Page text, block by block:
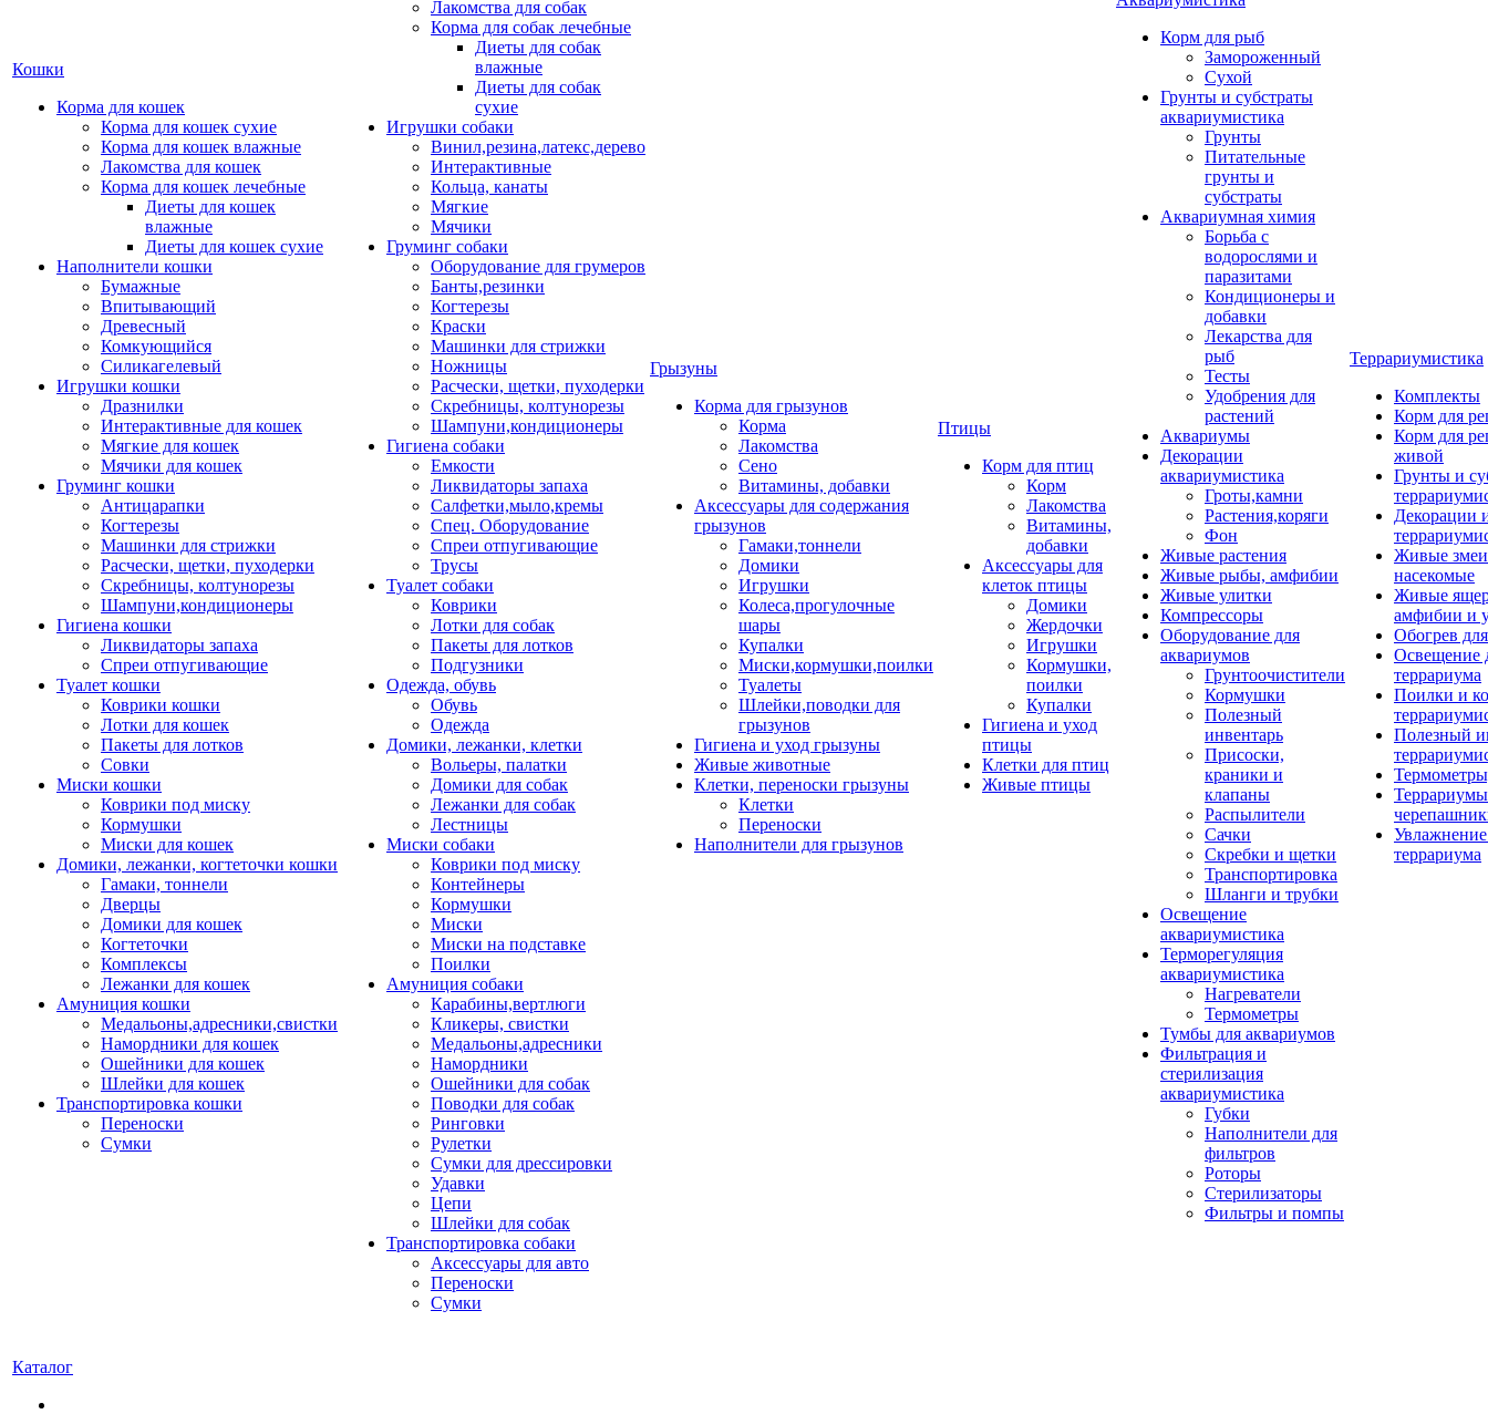
Кошки
Корма для кошек
Корма для кошек сухие
Корма для кошек влажные
Лакомства для кошек
Корма для кошек лечебные
Диеты для кошек
влажные
Диеты для кошек сухие
Наполнители кошки
Бумажные
Впитывающий
Древесный
Комкующийся
Силикагелевый
Игрушки кошки
Дразнилки
Интерактивные для кошек
Мягкие для кошек
Мячики для кошек
Груминг кошки
Антицарапки
Когтерезы
Машинки для стрижки
Расчески, щетки, пуходерки
Скребницы, колтунорезы
Шампуни,кондиционеры
Гигиена кошки
Ликвидаторы запаха
Спреи отпугивающие
Туалет кошки
Коврики кошки
Лотки для кошек
Пакеты для лотков
Совки
Миски кошки
Коврики под миску
Кормушки
Миски для кошек
Домики, лежанки, когтеточки кошки
Гамаки, тоннели
Дверцы
Домики для кошек
Когтеточки
Комплексы
Лежанки для кошек
Амуниция кошки
Медальоны,адресники,свистки
Намордники для кошек
Ошейники для кошек
Шлейки для кошек
Транспортировка кошки
Переноски
Сумки
Лакомства для собак
Корма для собак лечебные
Диеты для собак
влажные
Диеты для собак
сухие
Игрушки собаки
Винил,резина,латекс,дерево
Интерактивные
Кольца, канаты
Мягкие
Мячики
Груминг собаки
Оборудование для грумеров
Банты,резинки
Когтерезы
Краски
Машинки для стрижки
Ножницы
Расчески, щетки, пуходерки
Скребницы, колтунорезы
Шампуни,кондиционеры
Гигиена собаки
Емкости
Ликвидаторы запаха
Салфетки,мыло,кремы
Спец. Оборудование
Спреи отпугивающие
Трусы
Туалет собаки
Коврики
Лотки для собак
Пакеты для лотков
Подгузники
Одежда, обувь
Обувь
Одежда
Домики, лежанки, клетки
Вольеры, палатки
Домики для собак
Лежанки для собак
Лестницы
Миски собаки
Коврики под миску
Контейнеры
Кормушки
Миски
Миски на подставке
Поилки
Амуниция собаки
Карабины,вертлюги
Кликеры, свистки
Медальоны,адресники
Намордники
Ошейники для собак
Поводки для собак
Ринговки
Рулетки
Сумки для дрессировки
Удавки
Цепи
Шлейки для собак
Транспортировка собаки
Аксессуары для авто
Переноски
Сумки
Грызуны
Корма для грызунов
Корма
Лакомства
Сено
Витамины, добавки
Аксессуары для содержания
грызунов
Гамаки,тоннели
Домики
Игрушки
Колеса,прогулочные
шары
Купалки
Миски,кормушки,поилки
Туалеты
Шлейки,поводки для
грызунов
Гигиена и уход грызуны
Живые животные
Клетки, переноски грызуны
Клетки
Переноски
Наполнители для грызунов
Птицы
Корм для птиц
Корм
Лакомства
Витамины,
добавки
Аксессуары для
клеток птицы
Домики
Жердочки
Игрушки
Кормушки,
поилки
Купалки
Гигиена и уход
птицы
Клетки для птиц
Живые птицы
Корм для рыб
Замороженный
Сухой
Грунты и субстраты
аквариумистика
Грунты
Питательные
грунты и
субстраты
Аквариумная химия
Борьба с
водорослями и
паразитами
Кондиционеры и
добавки
Лекарства для
рыб
Тесты
Удобрения для
растений
Аквариумы
Декорации
аквариумистика
Гроты,камни
Растения,коряги
Фон
Живые растения
Живые рыбы, амфибии
Живые улитки
Компрессоры
Оборудование для
аквариумов
Грунтоочистители
Кормушки
Полезный
инвентарь
Присоски,
краники и
клапаны
Распылители
Сачки
Скребки и щетки
Транспортировка
Шланги и трубки
Освещение
аквариумистика
Терморегуляция
аквариумистика
Нагреватели
Термометры
Тумбы для аквариумов
Фильтрация и
стерилизация
аквариумистика
Губки
Наполнители для
фильтров
Роторы
Стерилизаторы
Фильтры и помпы
Террариумистика
Комплекты
Корм для
Корм для
живой
Грунты и
Декорации
Живые
насекомые
Живые
амфибии и
Обогрев
Освещение
террариума
Поилки и
Полезный
террариума
Каталог